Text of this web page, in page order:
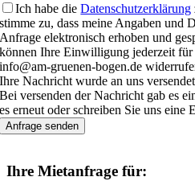
Ich habe dieDatenschutzerklärung
stimme zu, dass meine Angaben und
Anfrage elektronisch erhoben und
können Ihre Einwilligung jederzeit
info@am-gruenen-bogen.de
Ihre Nachricht wurde an uns
Bei versenden der Nachricht gab es
es erneut oder schreiben Sie uns eine
Anfrage senden
Ihre Mietanfrage für: